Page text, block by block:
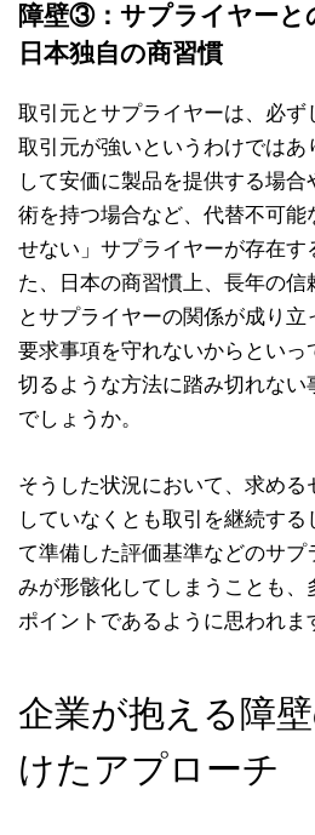
障壁③：サプライヤーと
日本独自の商習慣
取引元とサプライヤーは、必ず
取引元が強いというわけではあ
して安価に製品を提供する場
術を持つ場合など、代替不可
せない」サプライヤーが存在す
た、日本の商習慣上、長年の
とサプライヤーの関係が成り立
要求事項を守れないからといっ
切るような方法に踏み切れない
でしょうか。
そうした状況において、求め
していなくとも取引を継続す
て準備した評価基準などのサプ
みが形骸化してしまうことも、
ポイントであるように思われま
企業が抱える障
けたアプローチ